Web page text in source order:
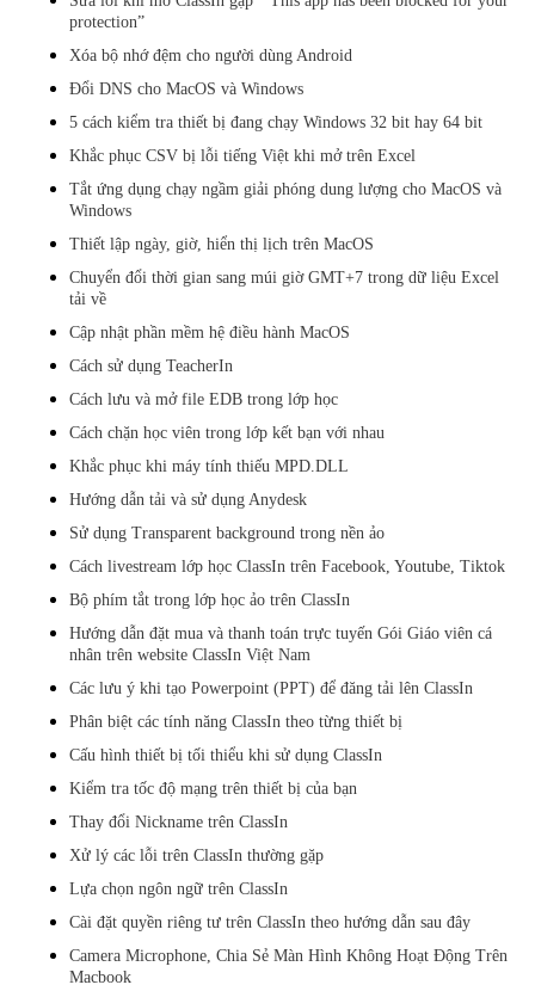
protection”
Xóa bộ nhớ đệm cho người dùng Android
Đổi DNS cho MacOS và Windows
5 cách kiểm tra thiết bị đang chạy Windows 32 bit hay 64 bit
Khắc phục CSV bị lỗi tiếng Việt khi mở trên Excel
Tắt ứng dụng chạy ngầm giải phóng dung lượng cho MacOS và
Windows
Thiết lập ngày, giờ, hiển thị lịch trên MacOS
Chuyển đổi thời gian sang múi giờ GMT+7 trong dữ liệu Excel
tải về
Cập nhật phần mềm hệ điều hành MacOS
Cách sử dụng TeacherIn
Cách lưu và mở file EDB trong lớp học
Cách chặn học viên trong lớp kết bạn với nhau
Khắc phục khi máy tính thiếu MPD.DLL
Hướng dẫn tải và sử dụng Anydesk
Sử dụng Transparent background trong nền ảo
Cách livestream lớp học ClassIn trên Facebook, Youtube, Tiktok
Bộ phím tắt trong lớp học ảo trên ClassIn
Hướng dẫn đặt mua và thanh toán trực tuyến Gói Giáo viên cá
nhân trên website ClassIn Việt Nam
Các lưu ý khi tạo Powerpoint (PPT) để đăng tải lên ClassIn
Phân biệt các tính năng ClassIn theo từng thiết bị
Cấu hình thiết bị tối thiểu khi sử dụng ClassIn
Kiểm tra tốc độ mạng trên thiết bị của bạn
Thay đổi Nickname trên ClassIn
Xử lý các lỗi trên ClassIn thường gặp
Lựa chọn ngôn ngữ trên ClassIn
Cài đặt quyền riêng tư trên ClassIn theo hướng dẫn sau đây
Camera Microphone, Chia Sẻ Màn Hình Không Hoạt Động Trên
Macbook